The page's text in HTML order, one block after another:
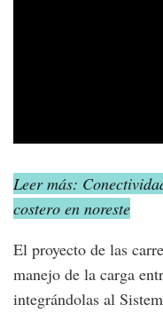
Leer más:
costero en noreste
El proyecto de las
manejo de la carga
integrándolas al